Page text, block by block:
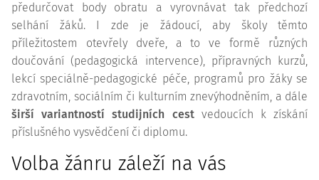
předurčovat body obratu a vyrovnávat tak předchozí
selhání žáků. I zde je žádoucí, aby školy těmto
příležitostem otevřely dveře, a to ve formě různých
doučování (pedagogická intervence), přípravných kurzů,
lekcí speciálně-pedagogické péče, programů pro žáky se
zdravotním, sociálním či kulturním znevýhodněním, a dále
širší variantností studijních cestvedoucích k získání
příslušného vysvědčení či diplomu.
Volba žánru záleží na vás